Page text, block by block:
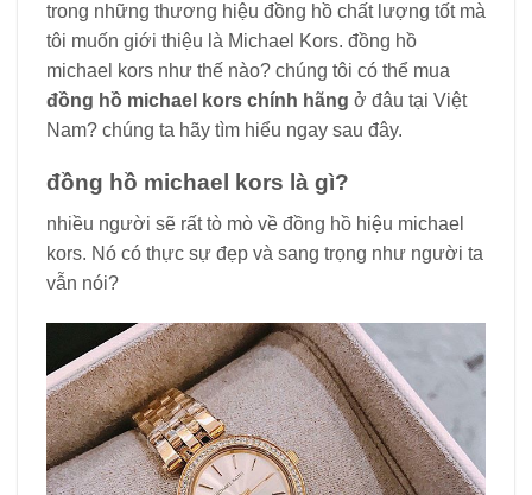
trong những thương hiệu đồng hồ chất lượng tốt mà
tôi muốn giới thiệu là Michael Kors. đồng hồ
michael kors như thế nào? chúng tôi có thể mua
đồng hồ michael kors chính hãng ở đâu tại Việt
Nam? chúng ta hãy tìm hiểu ngay sau đây.
đồng hồ michael kors là gì?
nhiều người sẽ rất tò mò về đồng hồ hiệu michael
kors. Nó có thực sự đẹp và sang trọng như người ta
vẫn nói?